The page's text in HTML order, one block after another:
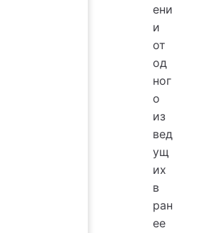
ени
и
от
од
ног
о
из
вед
ущ
их
в
ран
ее